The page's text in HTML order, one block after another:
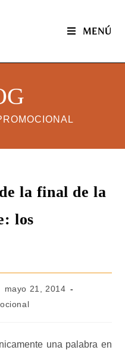
MENÚ
la final de la
los
mayo 21, 2014
una palabra en